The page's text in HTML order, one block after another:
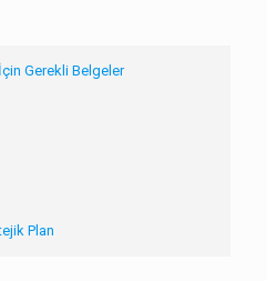
Gerekli Belgeler
Plan